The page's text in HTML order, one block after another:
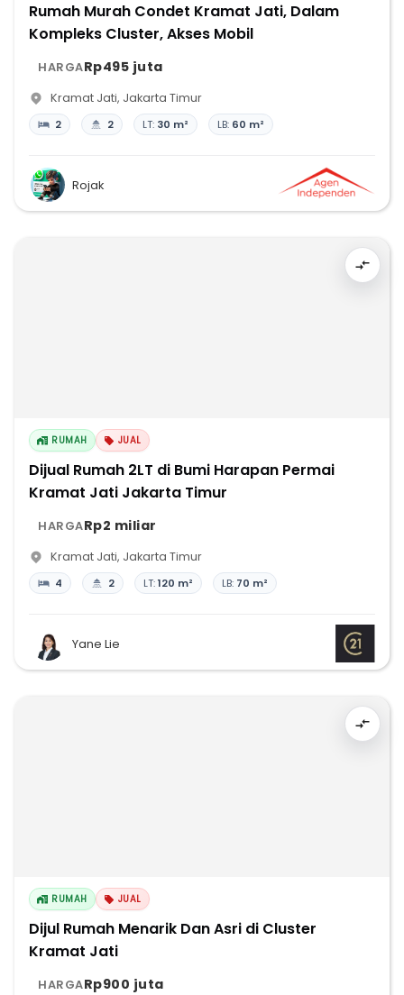
Rumah Murah Condet Kramat Jati, Dalam
Kompleks Cluster, Akses Mobil
HARGARp495 juta
Kramat Jati, Jakarta Timur
2 2 LT: 30 m² LB: 60 m²
Rojak
RUMAH JUAL
Dijual Rumah 2LT di Bumi Harapan Permai
Kramat Jati Jakarta Timur
HARGARp2 miliar
Kramat Jati, Jakarta Timur
4 2 LT:120 m² LB: 70 m²
Yane Lie
RUMAH JUAL
Dijul Rumah Menarik Dan Asri di Cluster
Kramat Jati
HARGARp900 juta